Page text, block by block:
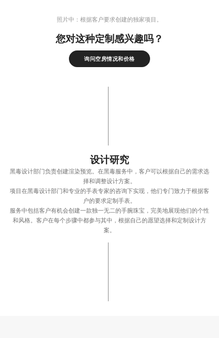
照片中：根据客户要求创建的独家项目。
您对这种定制感兴趣吗？
询问空房情况和价格
设计研究
黑毒设计部门负责创建渲染预览。在黑毒服务中，客户可以根据自己的需求选
择和调整设计方案。
项目在黑毒设计部门和专业的手表专家的咨询下实现，他们专门致力于根据客
户的要求定制手表。
服务中包括客户有机会创建一款独一无二的手腕珠宝，完美地展现他们的个性
和风格。客户在每个步骤中都参与其中，根据自己的愿望选择和定制设计方
案。